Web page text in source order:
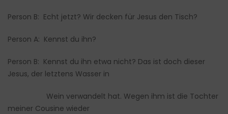
Person B: Echt jetzt? Wir decken für Jesus den Tisch?
Person A: Kennst du ihn?
Person B: Kennst du ihn etwa nicht? Das ist doch dieser
Jesus, der letztens Wasser in
Wein verwandelt hat. Wegen ihm ist die Tochter
meiner Cousine wieder